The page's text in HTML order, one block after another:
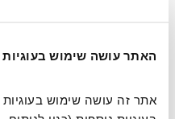
האתר עושה שימוש בעוגיות